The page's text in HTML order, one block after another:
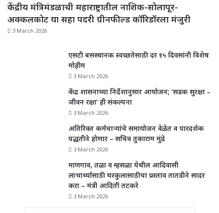
केंद्रीय मंत्रिमंडळाची महाराष्ट्रातील नाशिक-सोलापूर-
अक्कलकोट या सहा पदरी ग्रीनफील्ड कॉरिडॉरला मंजुरी
3 March 2026
एसटी बसस्थानक स्वच्छतेसाठी दर १५ दिवसांनी विशेष
मोहीम
3 March 2026
केंद्र शासनाच्या निर्देशानुसार आयोजन; ‘सडक सुरक्षा –
जीवन रक्षा’ ही संकल्पना
3 March 2026
अतिरिक्त कर्मचाऱ्यांचे समायोजन वेळेत व पारदर्शक
पद्धतीने होणार – सचिव तुकाराम मुंढे
3 March 2026
माणगाव, तळा व म्हसळा येथील आदिवासी
लाभार्थ्यांसाठी घरकुलासाठीचा प्रस्ताव तातडीने सादर
करा – मंत्री आदिती तटकरे
3 March 2026